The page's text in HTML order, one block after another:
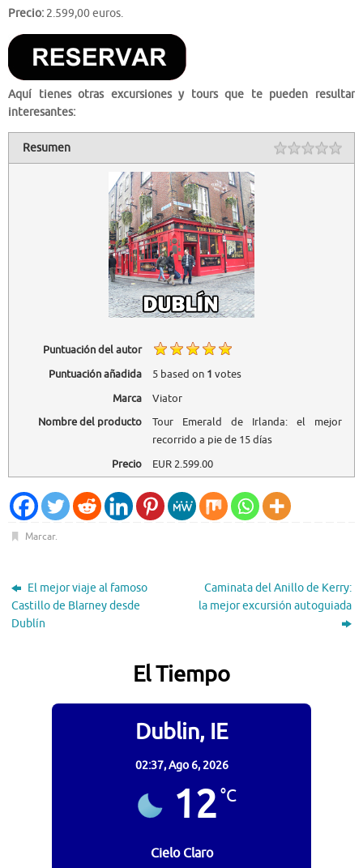
Precio: 2.599,00 euros.
Aquí tienes otras excursiones y tours que te pueden resultar
interesantes:
Resumen
Puntuación del autor
Puntuación añadida
5based on 1 votes
Marca
Viator
Nombre del producto
Tour Emerald de Irlanda: el mejor
recorrido a pie de 15 días
Precio
EUR2.599.00
Marcar.
El mejor viaje al famoso
Castillo de Blarney desde
Dublín
Caminata del Anillo de Kerry:
la mejor excursión autoguiada
El Tiempo
Dublin, IE
02:37,Ago 6, 2026
12°C
Cielo Claro